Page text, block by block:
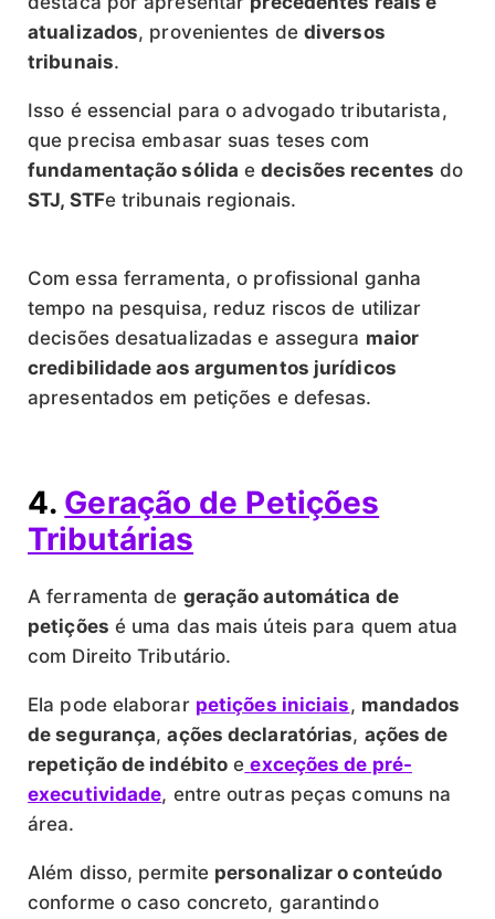
atualizados, provenientes de diversos
tribunais.
Isso é essencial para o advogado tributarista,
que precisa embasar suas teses com
fundamentação sólida edecisões recentes do
STJ, STFe tribunais regionais.
Com essa ferramenta, o profissional ganha
tempo na pesquisa, reduz riscos de utilizar
decisões desatualizadas e assegura maior
credibilidade aos argumentos jurídicos
apresentados em petições e defesas.
4. Geração de Petições
Tributárias
A ferramenta de geração automática de
petições é uma das mais úteis para quem atua
com Direito Tributário.
Ela pode elaborar petições iniciais, mandados
de segurança,ações declaratórias, ações de
repetição de indébito e exceções de pré-
executividade, entre outras peças comuns na
área.
Além disso, permite personalizar o conteúdo
conforme o caso concreto, garantindo